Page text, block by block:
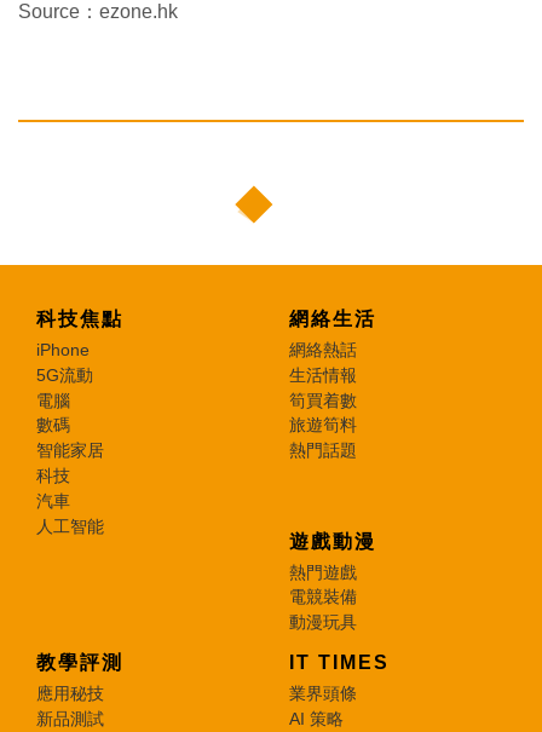
Source：ezone.hk
科技焦點
iPhone
5G流動
電腦
數碼
智能家居
科技
汽車
人工智能
網絡生活
網絡熱話
生活情報
筍買着數
旅遊筍料
熱門話題
遊戲動漫
熱門遊戲
電競裝備
動漫玩具
教學評測
應用秘技
新品測試
IT TIMES
業界頭條
AI 策略